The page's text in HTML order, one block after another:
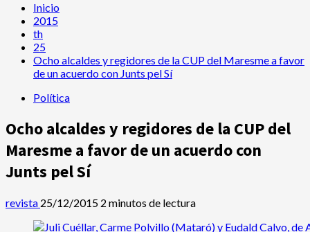
Inicio
2015
th
25
Ocho alcaldes y regidores de la CUP del Maresme a favor
de un acuerdo con Junts pel Sí
Política
Ocho alcaldes y regidores de la CUP del
Maresme a favor de un acuerdo con
Junts pel Sí
revista 25/12/2015 2 minutos de lectura